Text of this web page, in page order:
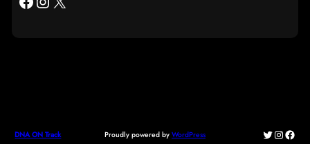
DNA ON Track Proudly powered by WordPress Twitter